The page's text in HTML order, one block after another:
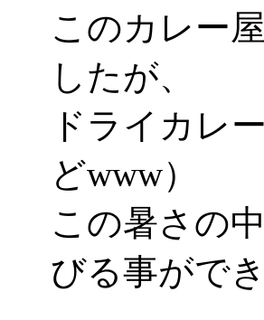
このカレー
したが、
ドライカレ
どwww）
この暑さの
びる事がで